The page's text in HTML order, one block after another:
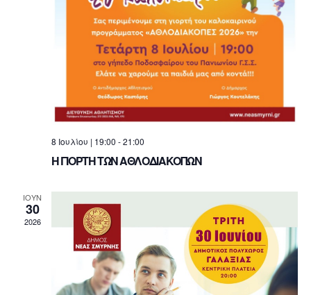
8 Ιουλίου | 19:00 -21:00
Η ΓΙΟΡΤΗ ΤΩΝ ΑΘΛΟΔΙΑΚΟΠΩΝ
ΙΟΎΝ
30
2026